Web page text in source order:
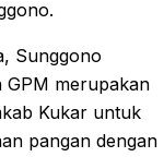
Sunggono
GPM merupakan
Kukar untuk
pangan dengan